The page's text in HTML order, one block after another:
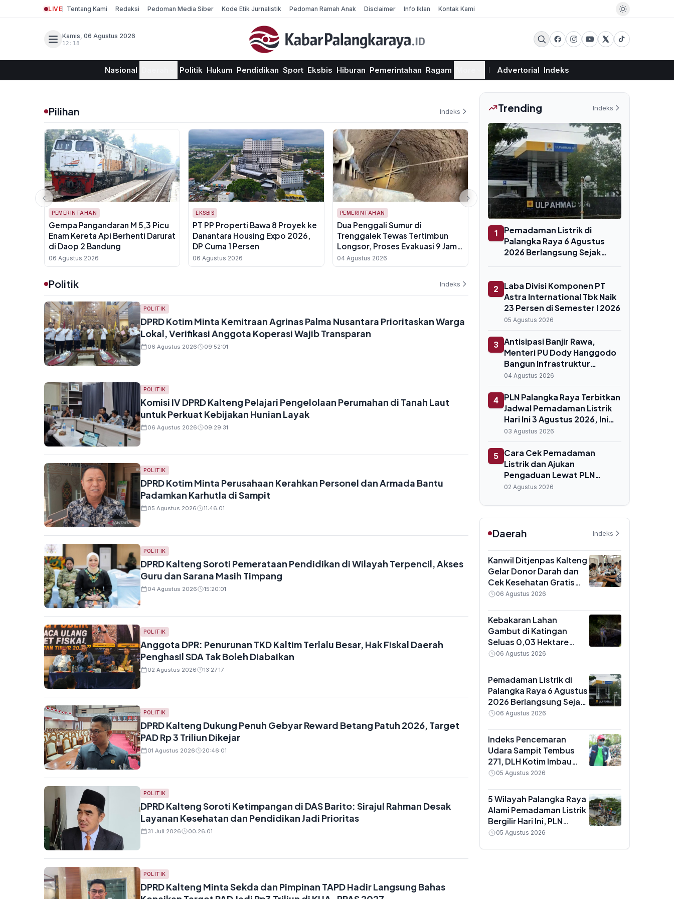
LIVE Tentang Kami Redaksi Pedoman Media Siber Kode Etik Jurnalistik Pedoman Ramah Anak Disclaimer Info Iklan Kontak Kami
Kamis, 06 Agustus 2026
12:18
Nasional Politik Hukum Pendidikan Sport Eksbis Hiburan Pemerintahan Ragam Advertorial Indeks
Pilihan Indeks
PEMERINTAHAN
Gempa Pangandaran M 5,3 Picu
Enam Kereta Api Berhenti Darurat
di Daop 2 Bandung
06 Agustus 2026
EKSBIS
PT PP Properti Bawa 8 Proyek ke
Danantara Housing Expo 2026,
DP Cuma 1 Persen
06 Agustus 2026
PEMERINTAHAN
Dua Penggali Sumur di
Trenggalek Tewas Tertimbun
Longsor, Proses Evakuasi 9 Jam
Berakhir Dini Hari
04 Agustus 2026
HUKUM
Komdigi Panggil YouTube Usai
Konten Bigmo Libatkan Anak
Promosi Vape, Terancam Pidana
10 Tahun
Politik Indeks
POLITIK
DPRD Kotim Minta Kemitraan Agrinas Palma Nusantara Prioritaskan Warga
Lokal, Verifikasi Anggota Koperasi Wajib Transparan
06 Agustus 2026 09:52:01
POLITIK
Komisi IV DPRD Kalteng Pelajari Pengelolaan Perumahan di Tanah Laut
untuk Perkuat Kebijakan Hunian Layak
06 Agustus 2026 09:29:31
POLITIK
DPRD Kotim Minta Perusahaan Kerahkan Personel dan Armada Bantu
Padamkan Karhutla di Sampit
05 Agustus 2026 11:46:01
POLITIK
DPRD Kalteng Soroti Pemerataan Pendidikan di Wilayah Terpencil, Akses
Guru dan Sarana Masih Timpang
04 Agustus 2026 15:20:01
POLITIK
Anggota DPR: Penurunan TKD Kaltim Terlalu Besar, Hak Fiskal Daerah
Penghasil SDA Tak Boleh Diabaikan
02 Agustus 2026 13:27:17
POLITIK
DPRD Kalteng Dukung Penuh Gebyar Reward Betang Patuh 2026, Target
PAD Rp 3 Triliun Dikejar
01 Agustus 2026 20:46:01
POLITIK
DPRD Kalteng Soroti Ketimpangan di DAS Barito: Sirajul Rahman Desak
Layanan Kesehatan dan Pendidikan Jadi Prioritas
31 Juli 2026 00:26:01
POLITIK
DPRD Kalteng Minta Sekda dan Pimpinan TAPD Hadir Langsung Bahas
Trending Indeks
1
Pemadaman Listrik di
Palangka Raya 6 Agustus
2026 Berlangsung Sejak
2
Laba Divisi Komponen PT
Astra International Tbk Naik
23 Persen di Semester I 2026
05 Agustus 2026
3 Antisipasi Banjir Rawa,
Menteri PU Dody Hanggodo
Bangun Infrastruktur
Pengendali Air di Sentra
04 Agustus 2026
4 PLN Palangka Raya Terbitkan
Jadwal Pemadaman Listrik
Hari Ini 3 Agustus 2026, Ini
Rincian Jam dan Lokasi yang
03 Agustus 2026
5 Cara Cek Pemadaman
Listrik dan Ajukan
Pengaduan Lewat PLN
Mobile
02 Agustus 2026
Daerah Indeks
Kanwil Ditjenpas Kalteng
Gelar Donor Darah dan
Cek Kesehatan Gratis
untuk Pegawai,
Darah
06 Agustus 2026
Kebakaran Lahan
Gambut di Katingan
Seluas 0,03 Hektare
Berhasil Dipadamkan Tim
Kalteng
06 Agustus 2026
Pemadaman Listrik di
Palangka Raya 6 Agustus
2026 Berlangsung Sejak
Pagi, Ini Daftar Wilayah
06 Agustus 2026
Indeks Pencemaran
Udara Sampit Tembus
271, DLH Kotim Imbau
Warga Pakai Masker saat
05 Agustus 2026
5 Wilayah Palangka Raya
Alami Pemadaman Listrik
Bergilir Hari Ini, PLN
Kalteng Sebut Gangguan
05 Agustus 2026